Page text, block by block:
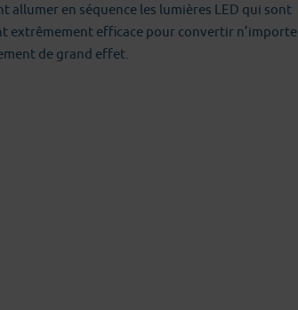
allumer en séquence les lumières LED qui sont
extrêmement efficace pour convertir n’importe
de grand effet.